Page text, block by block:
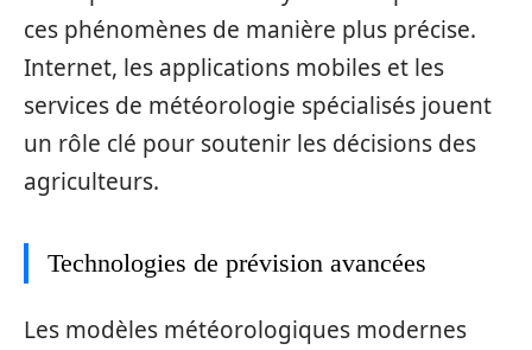
ces phénomènes de manière plus précise.
Internet, les applications mobiles et les
services de météorologie spécialisés jouent
un rôle clé pour soutenir les décisions des
agriculteurs.
Technologies de prévision avancées
Les modèles météorologiques modernes